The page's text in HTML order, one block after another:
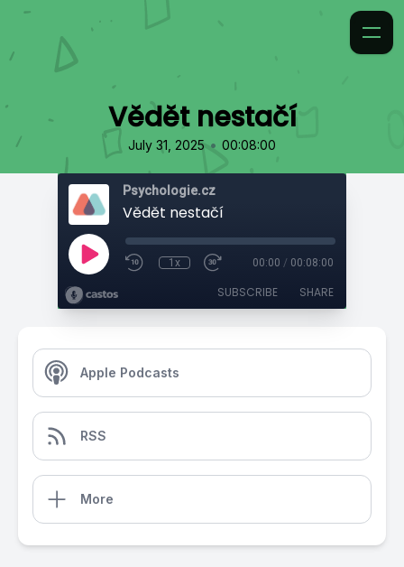
Vědět nestačí
July 31, 2025 • 00:08:00
Psychologie.cz
Vědět nestačí
1x 00:00 / 00:08:00
SUBSCRIBE SHARE
Apple Podcasts
RSS
More